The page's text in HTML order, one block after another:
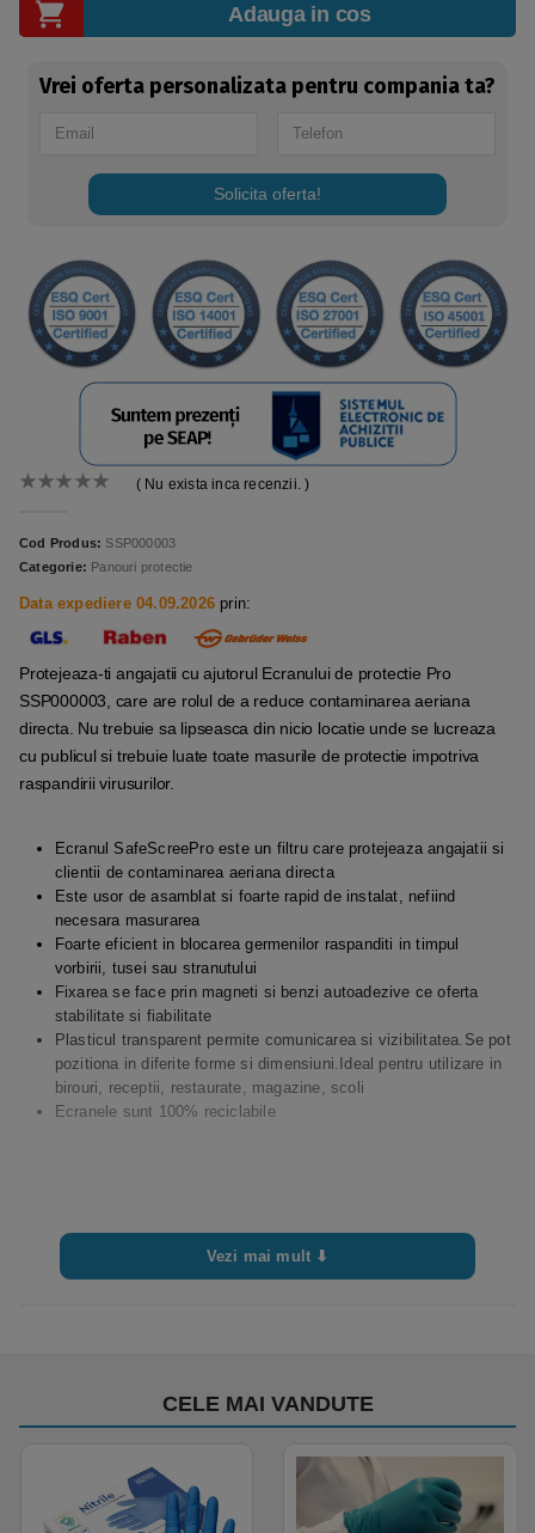
( Nu exista inca recenzii. )
Cod Produs: SSP000003
Categorie: Panouri protectie
Data expediere 04.09.2026 prin:
Protejeaza-ti angajatii cu ajutorul Ecranului de protectie Pro
SSP000003, care are rolul de a reduce contaminarea aeriana
directa. Nu trebuie sa lipseasca din nicio locatie unde se lucreaza
cu publicul si trebuie luate toate masurile de protectie impotriva
raspandirii virusurilor.
Adauga in cos
Vrei oferta personalizata pentru compania ta?
Solicita oferta!
Ecranul SafeScreePro este un filtru care protejeaza angajatii si
clientii de contaminarea aeriana directa
Este usor de asamblat si foarte rapid de instalat, nefiind
necesara masurarea
Foarte eficient in blocarea germenilor raspanditi in timpul
vorbirii, tusei sau stranutului
Fixarea se face prin magneti si benzi autoadezive ce oferta
stabilitate si fiabilitate
Plasticul transparent permite comunicarea si vizibilitatea.Se pot
pozitiona in diferite forme si dimensiuni.Ideal pentru utilizare in
birouri, receptii, restaurate, magazine, scoli
Ecranele sunt 100% reciclabile
Vezi mai mult ⬇
CELE MAI VANDUTE